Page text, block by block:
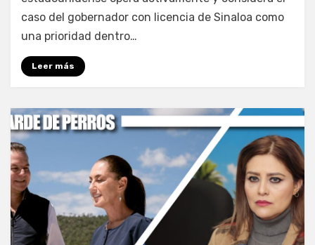
caso del gobernador con licencia de Sinaloa como
una prioridad dentro…
Leer más